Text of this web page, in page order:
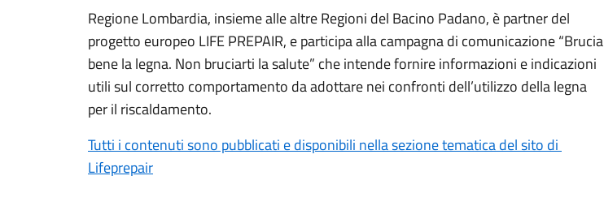
Regione Lombardia, insieme alle altre Regioni del Bacino Padano, è partner del
progetto europeo LIFE PREPAIR, e participa alla campagna di comunicazione “Brucia
bene la legna. Non bruciarti la salute” che intende fornire informazioni e indicazioni
utili sul corretto comportamento da adottare nei confronti dell’utilizzo della legna
per il riscaldamento.
Tutti i contenuti sono pubblicati e disponibili nella sezione tematica del sito di
Lifeprepair